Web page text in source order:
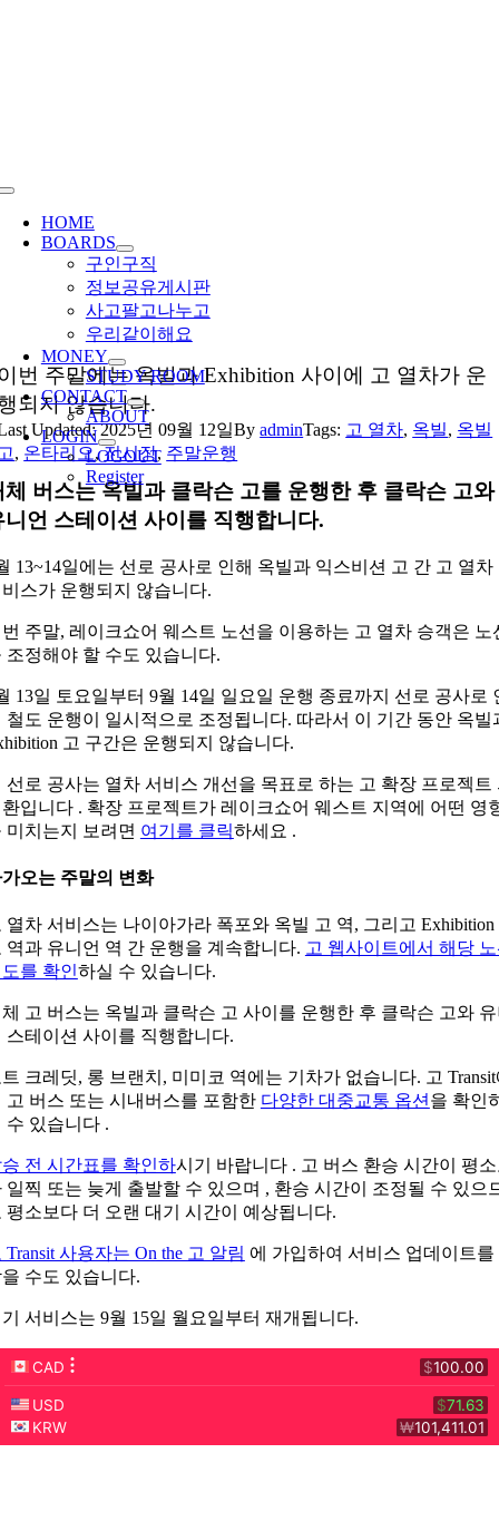
Toggle
Navigation
HOME
BOARDS
구인구직
정보공유게시판
사고팔고나누고
우리같이해요
MONEY
STUDY ROOM
CONTACT
ABOUT
LOGIN
LOGOUT
Register
번 주말에는 옥빌과 Exhibition 사이에 고 열차가 운
되지 않습니다.
Updated: 2025년 09월 12일ByadminTags: 고 열차, 옥빌, 옥빌
, 온타리오,전시장, 주말운행
체 버스는 옥빌과 클락슨 고를 운행한 후 클락슨 고와
니언 스테이션 사이를 직행합니다.
13~14일에는 선로 공사로 인해 옥빌과 익스비션 고 간 고 열차
스가 운행되지 않습니다.
주말, 레이크쇼어 웨스트 노선을 이용하는 고 열차 승객은 노
조정해야 할 수도 있습니다.
13일 토요일부터 9월 14일 일요일 운행 종료까지 선로 공사로
철도 운행이 일시적으로 조정됩니다. 따라서 이 기간 동안 옥빌
고 구간은 운행되지 않습니다.
선로 공사는 열차 서비스 개선을 목표로 하는 고 확장 프로젝트
입니다 . 확장 프로젝트가 레이크쇼어 웨스트 지역에 어떤 영
미치는지 보려면 여기를 클릭하세요 .
오는 주말의 변화
열차 서비스는 나이아가라 폭포와 옥빌 고 역, 그리고 Exhibition
역과 유니언 역 간 운행을 계속합니다. 고 웹사이트에서 해당
를 확인하실 수 있습니다.
고 버스는 옥빌과 클락슨 고 사이를 운행한 후 클락슨 고와
스테이션 사이를 직행합니다.
크레딧, 롱 브랜치, 미미코 역에는 기차가 없습니다. 고
고 버스 또는 시내버스를 포함한 다양한 대중교통 옵션 을 확인
수 있습니다 .
전 시간표를 확인하시기 바랍니다 . 고 버스 환승 시간이 평
일찍 또는 늦게 출발할 수 있으며 , 환승 시간이 조정될 수 있으
평소보다 더 오랜 대기 시간이 예상됩니다.
Transit 사용자는 On the 고 알림 에 가입하여 서비스 업데이트를
수도 있습니다.
서비스는 9월 15일 월요일부터 재개됩니다.